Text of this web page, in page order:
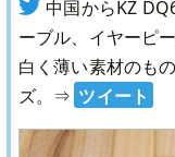
中国からKZ
ーブル、イヤーピ
白く薄い素材のも
ズ。 ⇒ ツイート